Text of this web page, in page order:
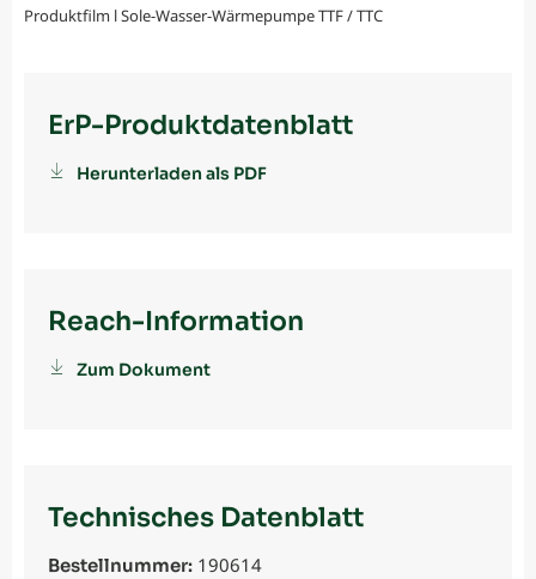
Produktfilm l Sole-Wasser-Wärmepumpe TTF / TTC
ErP-Produktdatenblatt
Herunterladen als PDF
Reach-Information
Zum Dokument
Technisches Datenblatt
Bestellnummer: 190614